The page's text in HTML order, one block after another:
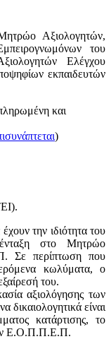
Αξιολογητών,
του
Ελέγχου
εκπαιδευτών
και
)
την ιδιότητα του
στο Μητρώο
Σε περίπτωση που
κωλύματα, ο
του.
αξιολόγησης των
δικαιολογητικά είναι
κατάρτισης, το
Ε.Ο.Π.Π.Ε.Π.